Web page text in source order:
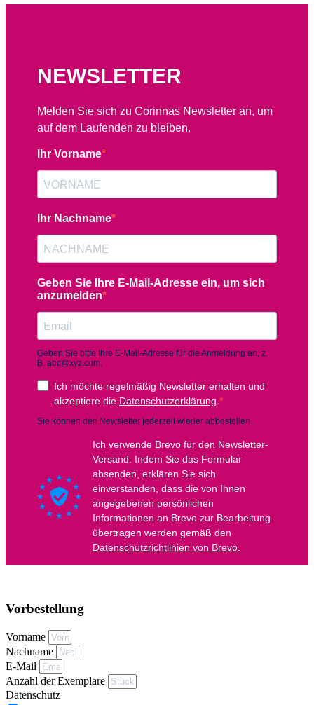
Vorbestellung
Vorname
Nachname
E-Mail
Anzahl der Exemplare
Datenschutz